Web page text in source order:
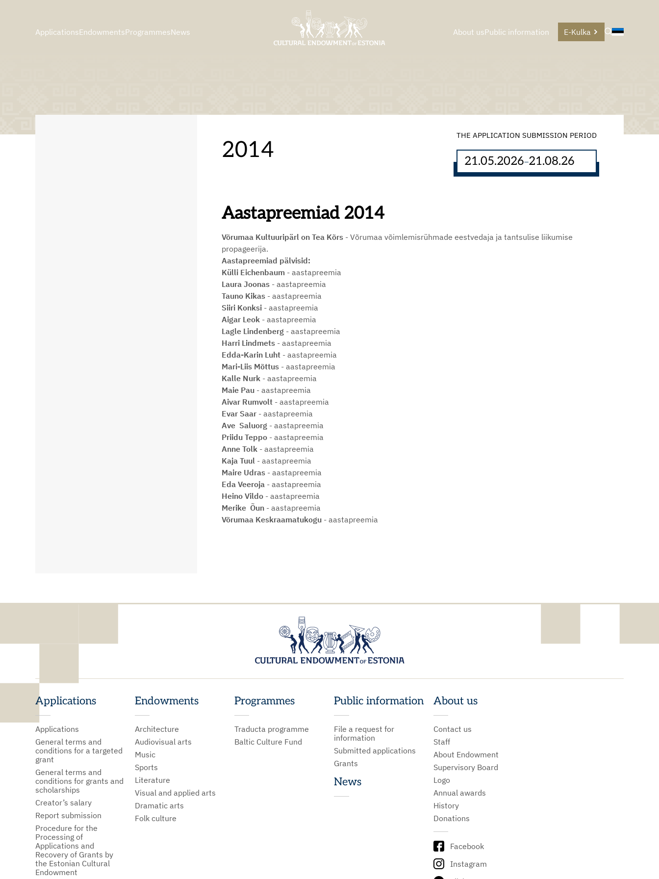
ApplicationsEndowmentsProgrammesNews About usPublic information E-Kulka
2014
THE APPLICATION SUBMISSION PERIOD
21.05.2026–21.08.26
Aastapreemiad 2014
Võrumaa Kultuuripärl on Tea Kõrs - Võrumaa võimlemisrühmade eestvedaja ja tantsulise liikumise
propageerija.
Aastapreemiad pälvisid:
Külli Eichenbaum - aastapreemia
Laura Joonas - aastapreemia
Tauno Kikas - aastapreemia
Siiri Konksi - aastapreemia
Aigar Leok - aastapreemia
Lagle Lindenberg - aastapreemia
Harri Lindmets - aastapreemia
Edda-Karin Luht - aastapreemia
Mari-Liis Mõttus - aastapreemia
Kalle Nurk - aastapreemia
Maie Pau - aastapreemia
Aivar Rumvolt - aastapreemia
Evar Saar - aastapreemia
Ave Saluorg - aastapreemia
Priidu Teppo - aastapreemia
Anne Tolk - aastapreemia
Kaja Tuul - aastapreemia
Maire Udras - aastapreemia
Eda Veeroja - aastapreemia
Heino Vildo - aastapreemia
Merike Õun - aastapreemia
Võrumaa Keskraamatukogu - aastapreemia
Applications
Applications
General terms and
conditions for a targeted
grant
General terms and
conditions for grants and
scholarships
Creator’s salary
Report submission
Procedure for the
Processing of
Applications and
Recovery of Grants by
the Estonian Cultural
Endowment
Endowments
Architecture
Audiovisual arts
Music
Sports
Literature
Visual and applied arts
Dramatic arts
Folk culture
Programmes
Traducta programme
Baltic Culture Fund
Public information
File a request for
information
Submitted applications
Grants
News
About us
Contact us
Staff
About Endowment
Supervisory Board
Logo
Annual awards
History
Donations
Facebook
Instagram